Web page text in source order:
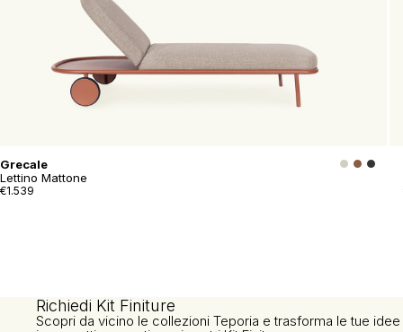
Grecale
Lettino Mattone
€1.539
Richiedi Kit Finiture
Scopri da vicino le collezioni Teporia e trasforma le tue idee